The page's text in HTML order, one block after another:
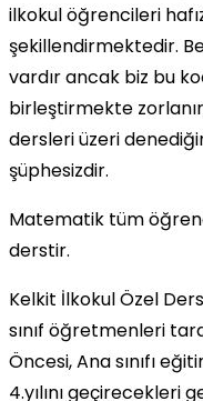
ilkokul öğrencileri
şekillendirmektedir.
vardır ancak biz bu
birleştirmekte
dersleri üzeri
şüphesizdir.
Matematik tüm
derstir.
Kelkit İlkokul Özel
sınıf öğretmenleri
Öncesi, Ana sınıfı
4.yılını geçirecekleri